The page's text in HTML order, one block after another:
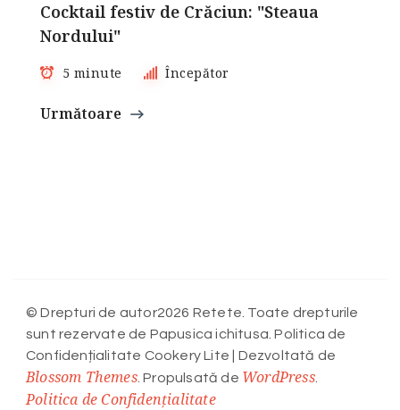
Cocktail festiv de Crăciun: "Steaua
Nordului"
5 minute Începător
Următoare
© Drepturi de autor2026 Retete. Toate drepturile
sunt rezervate de Papusica ichitusa. Politica de
Confidențialitate Cookery Lite | Dezvoltată de
Blossom Themes. Propulsată de WordPress.
Politica de Confidențialitate